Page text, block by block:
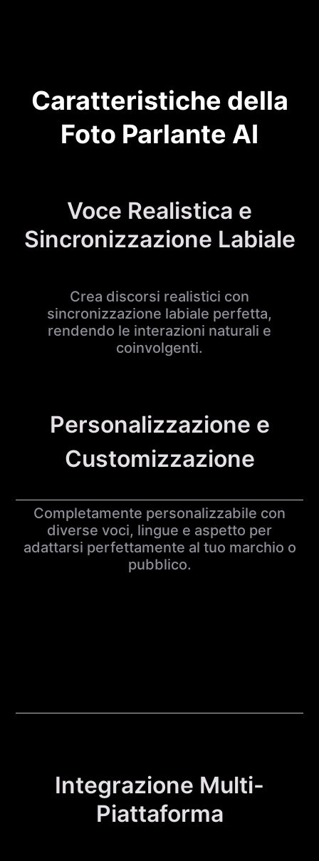
Caratteristiche della
Foto Parlante AI
Voce Realistica e
Sincronizzazione Labiale
Crea discorsi realistici con
sincronizzazione labiale perfetta,
rendendo le interazioni naturali e
coinvolgenti.
Personalizzazione e
Customizzazione
Completamente personalizzabile con
diverse voci, lingue e aspetto per
adattarsi perfettamente al tuo marchio o
pubblico.
Integrazione Multi-
Piattaforma